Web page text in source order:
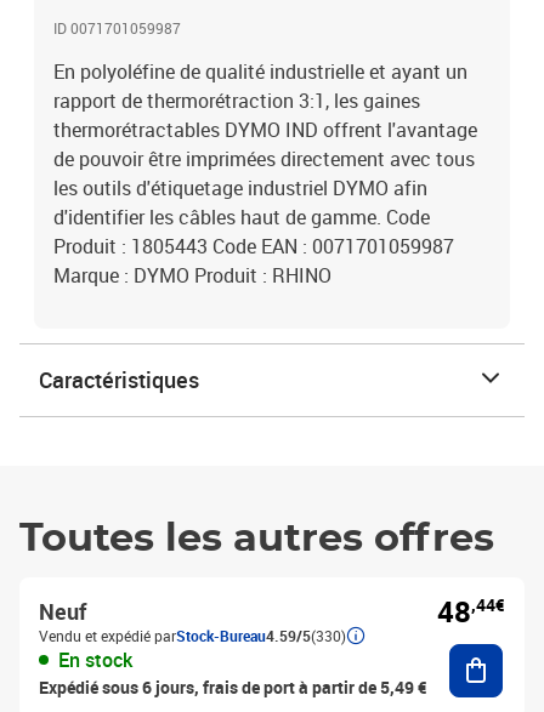
ID 0071701059987
En polyoléfine de qualité industrielle et ayant un
rapport de thermorétraction 3:1, les gaines
thermorétractables DYMO IND offrent l'avantage
de pouvoir être imprimées directement avec tous
les outils d'étiquetage industriel DYMO afin
d'identifier les câbles haut de gamme. Code
Produit : 1805443 Code EAN : 0071701059987
Marque : DYMO Produit : RHINO
Caractéristiques
Toutes les autres offres
Neuf
Vendu et expédié parStock-Bureau4.59/5(330)
En stock
Expédié sous 6 jours, frais de port à partir de 5,49 €
48,44€